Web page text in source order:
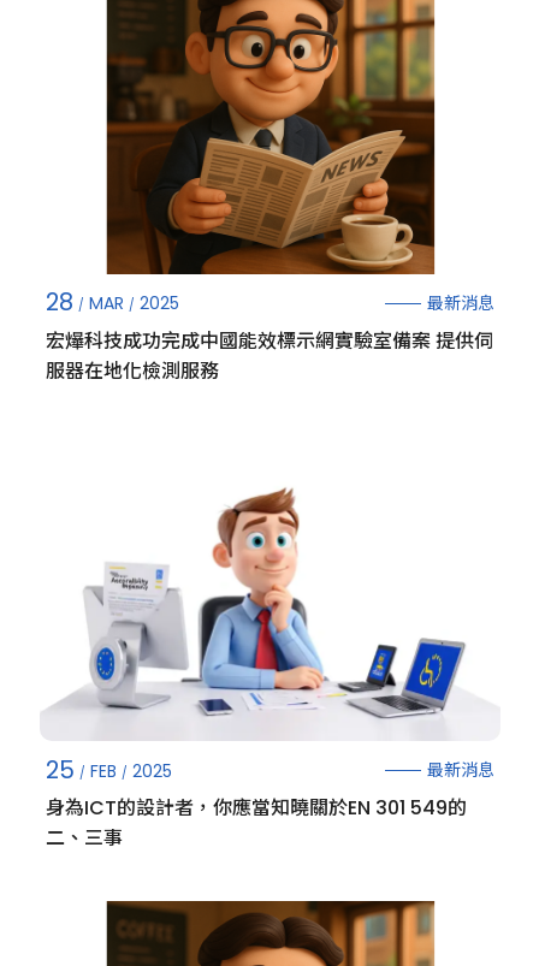
28 MAR 2025 最新消息
宏爗科技成功完成中國能效標示網實驗室備案 提供伺
服器在地化檢測服務
25 FEB 2025 最新消息
身為ICT的設計者，你應當知曉關於EN 301 549的
二、三事